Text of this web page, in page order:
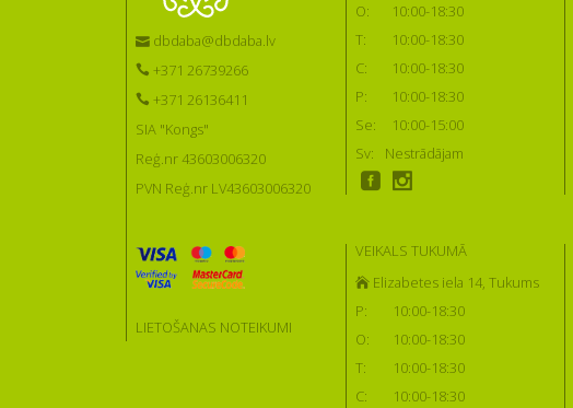
dbdaba@dbdaba.lv
+371 26739266
+371 26136411
SIA "Kongs"
Reģ.nr 43603006320
PVN Reģ.nr LV43603006320
LIETOŠANAS NOTEIKUMI
O:
10:00-18:30
T:
10:00-18:30
C:
10:00-18:30
P:
10:00-18:30
Se:
10:00-15:00
Sv:
Nestrādājam
VEIKALS TUKUMĀ
Elizabetes iela 14, Tukums
P:
10:00-18:30
O:
10:00-18:30
T:
10:00-18:30
C:
10:00-18:30